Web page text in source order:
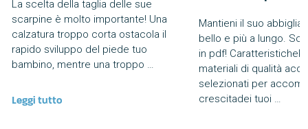
La scelta della taglia delle sue
scarpine è molto importante! Una
calzatura troppo corta ostacola il
rapido sviluppo del piede tuo
bambino, mentre una troppo …
Leggi tutto
Mantieni il suo
bello e più a lungo.
in pdf!
materiali di qualità
selezionati per
crescitadei tuoi …